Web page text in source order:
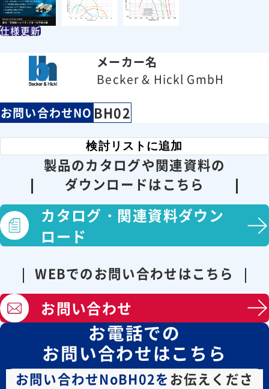
仕様更新
メーカー名
Becker & Hickl GmbH
お問い合わせNO BH02
検討リストに追加
製品のカタログや関連資料の
ダウンロードはこちら
カタログ・ 関連資料ダウン
ロード
WEBでのお問い合わせはこちら
お問い合わせ
お電話での
お問い合わせはこちら
お問い合わせNoBH02をお伝えくださ